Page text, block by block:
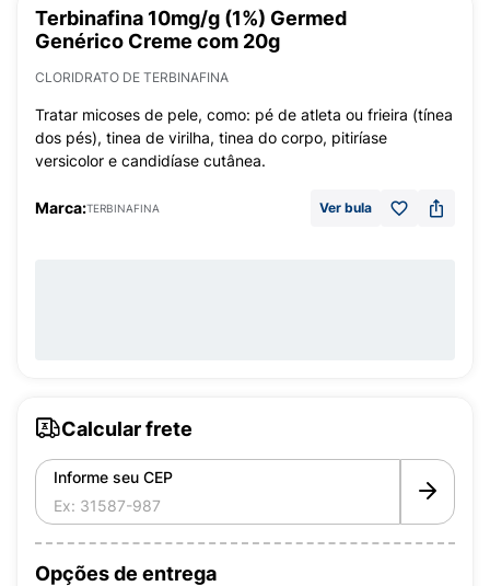
Terbinafina 10mg/g (1%) Germed
Genérico Creme com 20g
CLORIDRATO DE TERBINAFINA
Tratar micoses de pele, como: pé de atleta ou frieira (tínea
dos pés), tinea de virilha, tinea do corpo, pitiríase
versicolor e candidíase cutânea.
Marca:TERBINAFINA Ver bula
Calcular frete
Informe seu CEP
Opções de entrega